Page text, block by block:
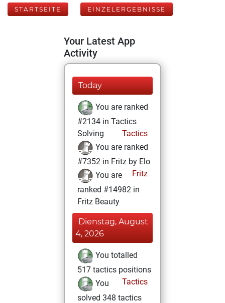
STARTSEITE EINZELERGEBNISSE
Your Latest App
Activity
Today
You are ranked
#2134 in Tactics
Solving
Tactics
You are ranked
#7352 in Fritz by Elo
Fritz
You are
ranked #14982 in
Fritz Beauty
Dienstag, August
4, 2026
You totalled
517 tactics positions
Tactics
You
solved 348 tactics